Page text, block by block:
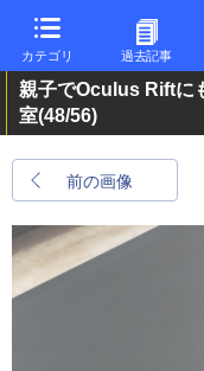
カテゴリ 過去記事
親子でOculus Riftに
室(48/56)
前の画像